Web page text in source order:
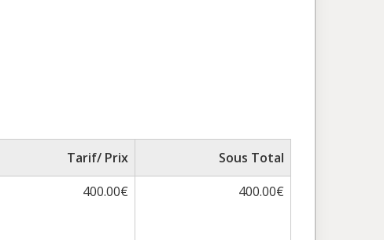
Tarif/ Prix
Sous Total
400.00€ 400.00€